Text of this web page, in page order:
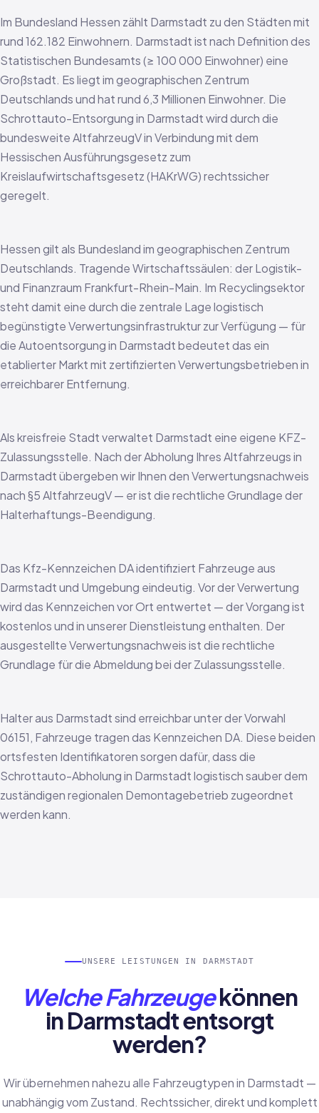
Im Bundesland Hessen zählt Darmstadt zu den Städten mit
rund 162.182 Einwohnern. Darmstadt ist nach Definition des
Statistischen Bundesamts (≥ 100 000 Einwohner) eine
Großstadt. Es liegt im geographischen Zentrum
Deutschlands und hat rund 6,3 Millionen Einwohner. Die
Schrottauto-Entsorgung in Darmstadt wird durch die
bundesweite AltfahrzeugV in Verbindung mit dem
Hessischen Ausführungsgesetz zum
Kreislaufwirtschaftsgesetz (HAKrWG) rechtssicher
geregelt.
Hessen gilt als Bundesland im geographischen Zentrum
Deutschlands. Tragende Wirtschaftssäulen: der Logistik-
und Finanzraum Frankfurt-Rhein-Main. Im Recyclingsektor
steht damit eine durch die zentrale Lage logistisch
begünstigte Verwertungsinfrastruktur zur Verfügung — für
die Autoentsorgung in Darmstadt bedeutet das ein
etablierter Markt mit zertifizierten Verwertungsbetrieben in
erreichbarer Entfernung.
Als kreisfreie Stadt verwaltet Darmstadt eine eigene KFZ-
Zulassungsstelle. Nach der Abholung Ihres Altfahrzeugs in
Darmstadt übergeben wir Ihnen den Verwertungsnachweis
nach §5 AltfahrzeugV — er ist die rechtliche Grundlage der
Halterhaftungs-Beendigung.
Das Kfz-Kennzeichen DA identifiziert Fahrzeuge aus
Darmstadt und Umgebung eindeutig. Vor der Verwertung
wird das Kennzeichen vor Ort entwertet — der Vorgang ist
kostenlos und in unserer Dienstleistung enthalten. Der
ausgestellte Verwertungsnachweis ist die rechtliche
Grundlage für die Abmeldung bei der Zulassungsstelle.
Halter aus Darmstadt sind erreichbar unter der Vorwahl
06151, Fahrzeuge tragen das Kennzeichen DA. Diese beiden
ortsfesten Identifikatoren sorgen dafür, dass die
Schrottauto-Abholung in Darmstadt logistisch sauber dem
zuständigen regionalen Demontagebetrieb zugeordnet
werden kann.
UNSERE LEISTUNGEN IN DARMSTADT
Welche Fahrzeugekönnen
in Darmstadt entsorgt
werden?
Wir übernehmen nahezu alle Fahrzeugtypen in Darmstadt —
unabhängig vom Zustand. Rechtssicher, direkt und komplett